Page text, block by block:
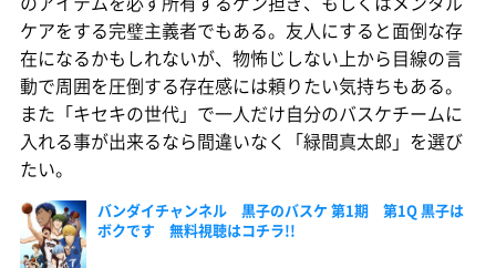
ケアをする完璧主義者でもある。友人にすると面倒な存
在になるかもしれないが、物怖じしない上から目線の言
動で周囲を圧倒する存在感には頼りたい気持ちもある。
また「キセキの世代」で一人だけ自分のバスケチームに
入れる事が出来るなら間違いなく「緑間真太郎」を選び
たい。
バンダイチャンネル 黒子のバスケ 第1期 第1Q 黒子は
ボクです 無料視聴はコチラ!!